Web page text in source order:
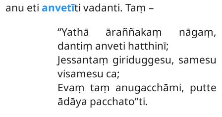
anu eti anvetīti vadanti. Taṃ –
‘‘Yathā āraññakaṃ nāgaṃ,
dantiṃ anveti hatthinī;
Jessantaṃ giriduggesu, samesu
visamesu ca;
Evaṃ taṃ anugacchāmi, putte
ādāya pacchato’’ti.